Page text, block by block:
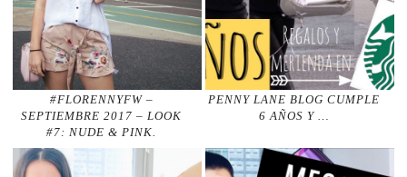
#FLORENNYFW –
SEPTIEMBRE 2017 – LOOK
#7: NUDE & PINK.
PENNY LANE BLOG CUMPLE
6 AÑOS Y …